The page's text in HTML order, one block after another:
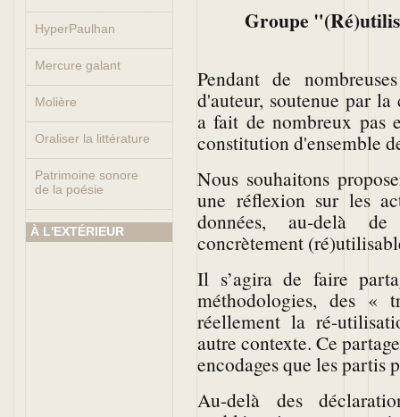
HyperPaulhan
Mercure galant
Molière
Oraliser la littérature
Patrimoine sonore
de la poésie
À L'EXTÉRIEUR
Groupe
Pendant de
d'auteur, soutenue par
a fait de nombreux pas
constitution d'ensemble
Nous souhaitons
une réflexion sur les
données, au-delà
concrètement
Il s’agira de faire
méthodologies, des «
réellement la ré-
autre contexte. Ce
encodages que les partis
Au-delà des